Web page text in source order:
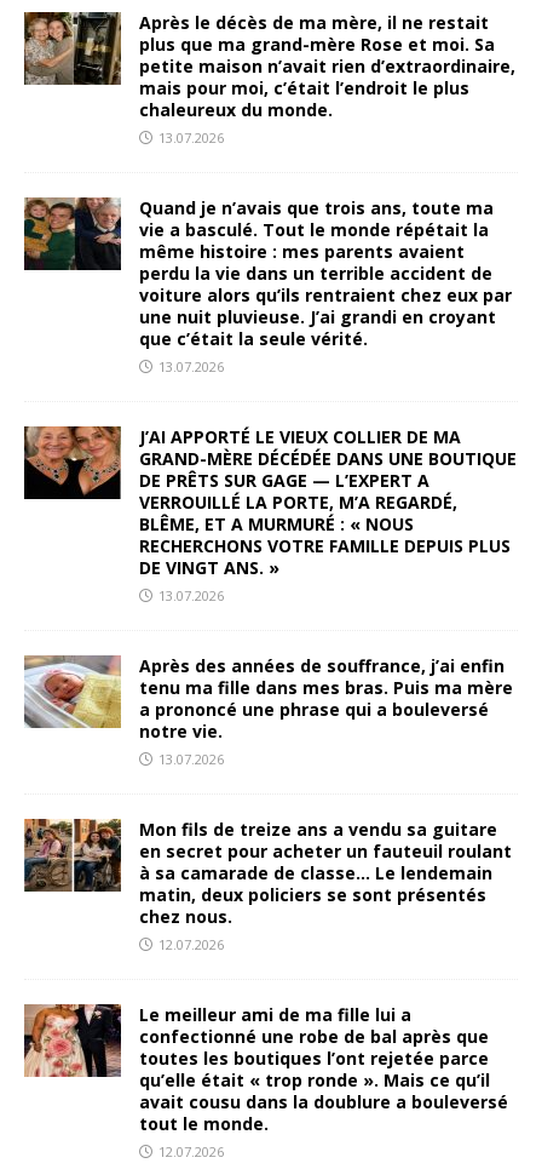
Après le décès de ma mère, il ne restait
plus que ma grand-mère Rose et moi. Sa
petite maison n’avait rien d’extraordinaire,
mais pour moi, c’était l’endroit le plus
chaleureux du monde.
13.07.2026
Quand je n’avais que trois ans, toute ma
vie a basculé. Tout le monde répétait la
même histoire : mes parents avaient
perdu la vie dans un terrible accident de
voiture alors qu’ils rentraient chez eux par
une nuit pluvieuse. J’ai grandi en croyant
que c’était la seule vérité.
13.07.2026
J’AI APPORTÉ LE VIEUX COLLIER DE MA
GRAND-MÈRE DÉCÉDÉE DANS UNE BOUTIQUE
DE PRÊTS SUR GAGE — L’EXPERT A
VERROUILLÉ LA PORTE, M’A REGARDÉ,
BLÊME, ET A MURMURÉ : « NOUS
RECHERCHONS VOTRE FAMILLE DEPUIS PLUS
DE VINGT ANS. »
13.07.2026
Après des années de souffrance, j’ai enfin
tenu ma fille dans mes bras. Puis ma mère
a prononcé une phrase qui a bouleversé
notre vie.
13.07.2026
Mon fils de treize ans a vendu sa guitare
en secret pour acheter un fauteuil roulant
à sa camarade de classe… Le lendemain
matin, deux policiers se sont présentés
chez nous.
12.07.2026
Le meilleur ami de ma fille lui a
confectionné une robe de bal après que
toutes les boutiques l’ont rejetée parce
qu’elle était « trop ronde ». Mais ce qu’il
avait cousu dans la doublure a bouleversé
tout le monde.
12.07.2026